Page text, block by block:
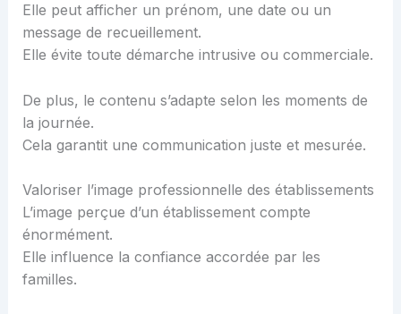
Elle peut afficher un prénom, une date ou un
message de recueillement.
Elle évite toute démarche intrusive ou commerciale.
De plus, le contenu s’adapte selon les moments de
la journée.
Cela garantit une communication juste et mesurée.
Valoriser l’image professionnelle des établissements
L’image perçue d’un établissement compte
énormément.
Elle influence la confiance accordée par les
familles.